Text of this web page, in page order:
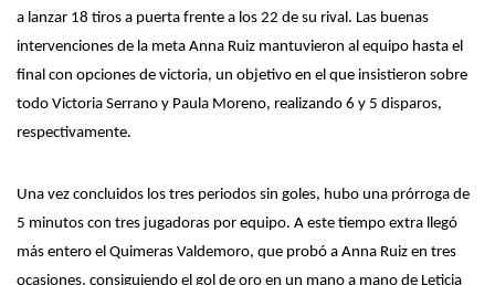
a lanzar 18 tiros a puerta frente a los 22 de su rival . Las buenas
intervenciones de la meta Anna Ruiz mantuvieron al equipo hasta el
final con opciones de victoria, un objetivo en el que insistieron sobre
todo Victoria Serrano y Paula Moreno, realizando 6 y 5 disparos,
respectivamente.
Una vez concluidos los tres periodos sin goles, hubo una prórroga de
5 minutos con tres jugadoras por equipo. A este tiempo extra llegó
más entero el Quimeras Valdemoro, que probó a Anna Ruiz en tres
ocasiones, consiguiendo el gol de oro en un mano a mano de Leticia